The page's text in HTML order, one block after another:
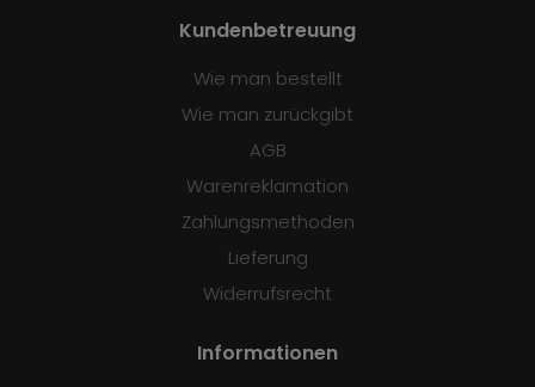
Kundenbetreuung
Wie man bestellt
Wie man zurückgibt
AGB
Warenreklamation
Zahlungsmethoden
Lieferung
Widerrufsrecht
Informationen